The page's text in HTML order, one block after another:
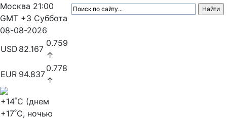
Москва 21:00
GMT +3 Суббота
08-08-2026
USD 82.167
0.759
↑
EUR 94.837
0.778
↑
+14˚C (днем
+17˚C, ночью